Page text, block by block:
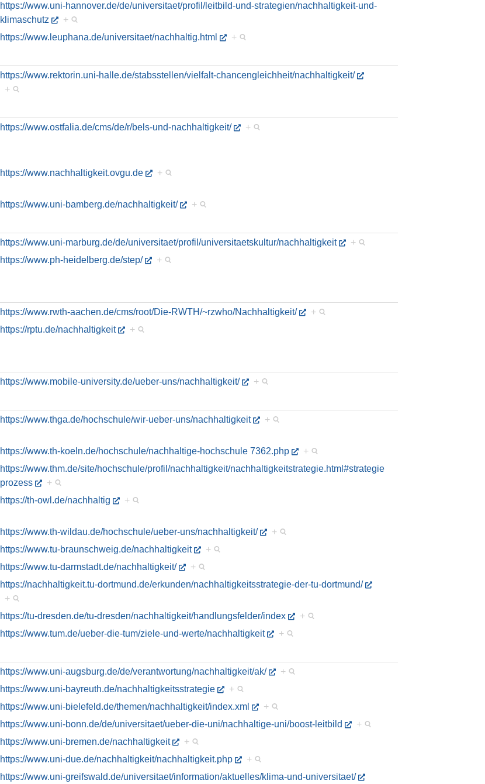
https://www.uni-hannover.de/de/universitaet/profil/leitbild-und-strategien/nachhaltigkeit-und-
klimaschutz
+
https://www.leuphana.de/universitaet/nachhaltig.html +
https://www.rektorin.uni-halle.de/stabsstellen/vielfalt-chancengleichheit/nachhaltigkeit/
+
https://www.ostfalia.de/cms/de/r/bels-und-nachhaltigkeit/ +
https://www.nachhaltigkeit.ovgu.de +
https://www.uni-bamberg.de/nachhaltigkeit/ +
https://www.uni-marburg.de/de/universitaet/profil/universitaetskultur/nachhaltigkeit
+
https://www.ph-heidelberg.de/step/ +
https://www.rwth-aachen.de/cms/root/Die-RWTH/~rzwho/Nachhaltigkeit/
+
https://rptu.de/nachhaltigkeit +
https://www.mobile-university.de/ueber-uns/nachhaltigkeit/ +
https://www.thga.de/hochschule/wir-ueber-uns/nachhaltigkeit +
https://www.th-koeln.de/hochschule/nachhaltige-hochschule 7362.php
+
https://www.thm.de/site/hochschule/profil/nachhaltigkeit/nachhaltigkeitstrategie.html#strategie
prozess
+
https://th-owl.de/nachhaltig +
https://www.th-wildau.de/hochschule/ueber-uns/nachhaltigkeit/
+
https://www.tu-braunschweig.de/nachhaltigkeit
+
https://www.tu-darmstadt.de/nachhaltigkeit/
+
https://nachhaltigkeit.tu-dortmund.de/erkunden/nachhaltigkeitsstrategie-der-tu-dortmund/
+
https://tu-dresden.de/tu-dresden/nachhaltigkeit/handlungsfelder/index
+
https://www.tum.de/ueber-die-tum/ziele-und-werte/nachhaltigkeit +
https://www.uni-augsburg.de/de/verantwortung/nachhaltigkeit/ak/
+
https://www.uni-bayreuth.de/nachhaltigkeitsstrategie
+
https://www.uni-bielefeld.de/themen/nachhaltigkeit/index.xml
+
https://www.uni-bonn.de/de/universitaet/ueber-die-uni/nachhaltige-uni/boost-leitbild
+
https://www.uni-bremen.de/nachhaltigkeit
+
https://www.uni-due.de/nachhaltigkeit/nachhaltigkeit.php
+
https://www.uni-greifswald.de/universitaet/information/aktuelles/klima-und-universitaet/